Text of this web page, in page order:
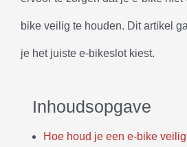
bike veilig te houden. Dit artikel
je het juiste e-bikeslot kiest.
Inhoudsopgave
Hoe houd je een e-bike